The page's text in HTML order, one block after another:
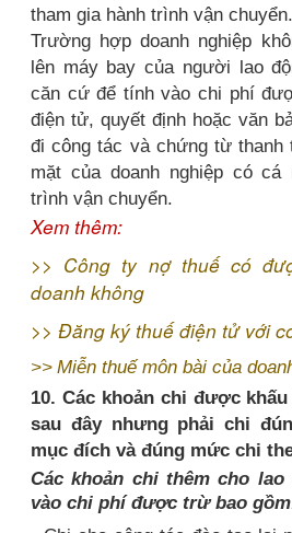
tham gia hành trình vận chuyển.
Trường hợp doanh nghiệp
lên máy bay của người lao
căn cứ để tính vào chi phí
điện tử, quyết định hoặc văn
đi công tác và chứng từ thanh
mặt của doanh nghiệp có cá
trình vận chuyển.
Xem thêm:
>> Công ty nợ thuế có
doanh không
>> Đăng ký thuế điện tử với
>> Miễn thuế môn bài của
10. Các khoản chi được
sau đây nhưng phải chi
mục đích và đúng mức chi
Các khoản chi thêm cho
vào chi phí được trừ bao